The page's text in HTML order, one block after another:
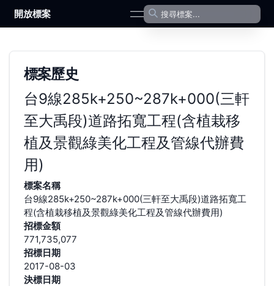
開放標案 open navigation menu
標案歷史
台9線285k+250~287k+000(三軒
至大禹段)道路拓寬工程(含植栽移
植及景觀綠美化工程及管線代辦費
用)
標案名稱
台9線285k+250~287k+000(三軒至大禹段)道路拓寬工
程(含植栽移植及景觀綠美化工程及管線代辦費用)
招標金額
771,735,077
招標日期
2017-08-03
決標日期